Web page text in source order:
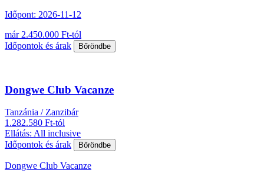
Időpont: 2026-11-12
már 2.450.000 Ft-tól
Időpontok és árak
Bőröndbe
Dongwe Club Vacanze
Tanzánia / Zanzibár
1.282.580 Ft-tól
Ellátás: All inclusive
Időpontok és árak
Bőröndbe
Dongwe Club Vacanze